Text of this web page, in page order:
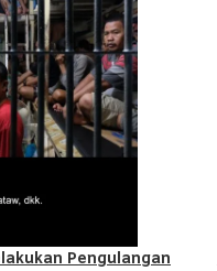
Pengulangan